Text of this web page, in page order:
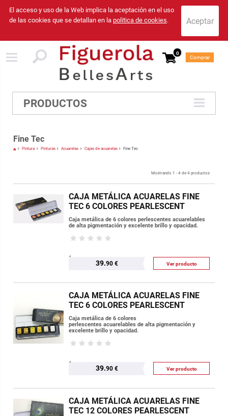
El acceso y uso de la Web implica la aceptación en el uso
de las cookies que se detallan en la politica de cookies.
0
Comprar
PRODUCTOS
Fine Tec
Pintura Pinturas Acuarelas Cajas de acuarelas Fine Tec
Mostrando 1 - 4 de 4 productos
CAJA METÁLICA ACUARELAS FINE
TEC 6 COLORES PEARLESCENT
Caja metálica de 6 colores perlescentes acuarelables
de alta pigmentación y excelente brillo y opacidad.
39.90 € Ver producto
CAJA METÁLICA ACUARELAS FINE
TEC 6 COLORES PEARLESCENT
Caja metálica de 6 colores
perlescentes acuarelables de alta pigmentación y
excelente brillo y opacidad.
39.90 € Ver producto
CAJA METÁLICA ACUARELAS FINE
TEC 12 COLORES PEARLESCENT